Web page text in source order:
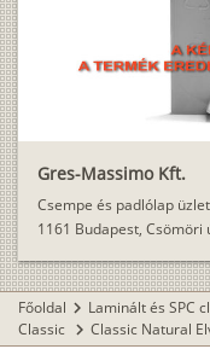
Gres-Massimo Kft.
Csempe és padlólap üzlet
1161 Budapest, Csömöri
Főoldal chevron_right Laminált és SPC
Classic chevron_right Classic Natural